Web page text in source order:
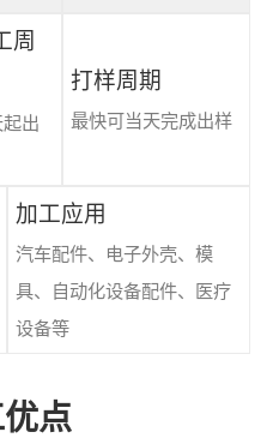
周
起出
打样周期
最快可当天完成出样
加工应用
汽车配件、电子外壳、模
具、自动化设备配件、医疗
设备等
点